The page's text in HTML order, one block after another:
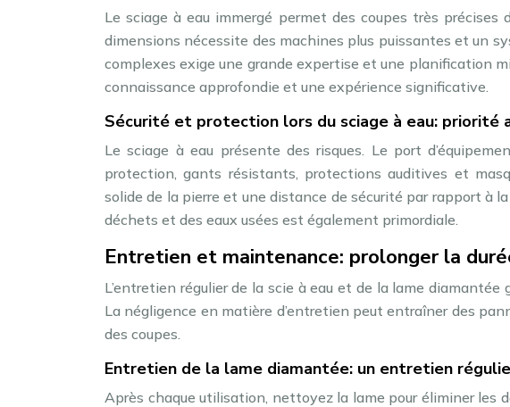
Le sciage à eau immergé permet des coupes très précises
dimensions nécessite des machines plus puissantes et un
complexes exige une grande expertise et une planification
connaissance approfondie et une expérience significative.
Sécurité et protection lors du sciage à eau: priorité
Le sciage à eau présente des risques. Le port
protection, gants résistants, protections auditives et
solide de la pierre et une distance de sécurité par rapport à
déchets et des eaux usées est également primordiale.
Entretien et maintenance: prolonger la
L’entretien régulier de la scie à eau et de la lame
La négligence en matière d’entretien peut entraîner des
des coupes.
Entretien de la lame diamantée: un entretien
Après chaque utilisation, nettoyez la lame pour éliminer les